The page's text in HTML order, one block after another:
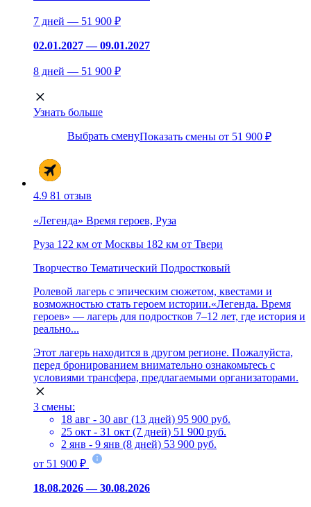
7 дней — 51 900 ₽
02.01.2027 — 09.01.2027
8 дней — 51 900 ₽
Узнать больше
Выбрать сменуПоказать смены от 51 900 ₽
4.9 81 отзыв
«Легенда» Время героев, Руза
Руза 122 км от Москвы 182 км от Твери
Творчество Тематический Подростковый
Ролевой лагерь с эпическим сюжетом, квестами и
возможностью стать героем истории.«Легенда. Время
героев» — лагерь для подростков 7–12 лет, где история и
реально...
Этот лагерь находится в другом регионе. Пожалуйста,
перед бронированием внимательно ознакомьтесь с
условиями трансфера, предлагаемыми организаторами.
3 смены:
18 авг - 30 авг (13 дней) 95 900 руб.
25 окт - 31 окт (7 дней) 51 900 руб.
2 янв - 9 янв (8 дней) 53 900 руб.
от 51 900 ₽
18.08.2026 — 30.08.2026